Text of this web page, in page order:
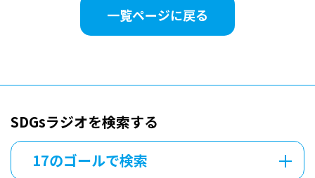
一覧ページに戻る
SDGsラジオを検索する
17のゴールで検索